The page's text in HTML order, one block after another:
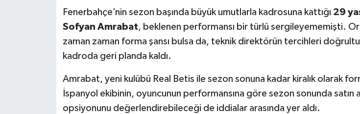
Fenerbahçe’nin sezon başında büyük umutlarla kadrosuna kattığı 29
Sofyan Amrabat, beklenen performansı bir türlü sergileyememişti.
zaman zaman forma şansı bulsa da, teknik direktörün tercihleri
kadroda geri planda kaldı.
Amrabat, yeni kulübü Real Betis ile sezon sonuna kadar kiralık olarak
İspanyol ekibinin, oyuncunun performansına göre sezon sonunda satın
opsiyonunu değerlendirebileceği de iddialar arasında yer aldı.